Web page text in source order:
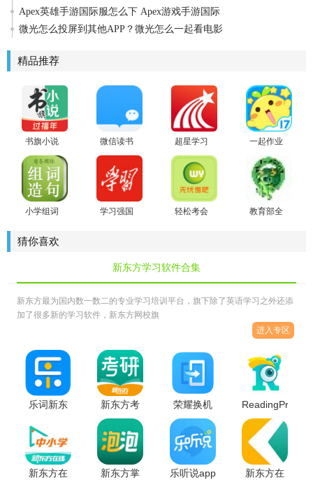
Apex英雄手游国际服怎么下 Apex游戏手游国际
微光怎么投屏到其他APP？微光怎么一起看电影
精品推荐
书旗小说
最新版
微信读书
app
超星学习
通最新版
一起作业
学生安卓
版
小学组词
学习强国
轻松考会
教育部全
猜你喜欢
新东方学习软件合集
新东方最为国内数一数二的专业学习培训平台，旗下除了英语学习之外还添
加了很多新的学习软件，新东方网校旗
进入专区
乐词新东
手机最新
版
新东方考
研app官方
版
荣耀换机
克隆app官
方版
ReadingPro
软件官方
版
新东方在
新东方掌
乐听说app
新东方在